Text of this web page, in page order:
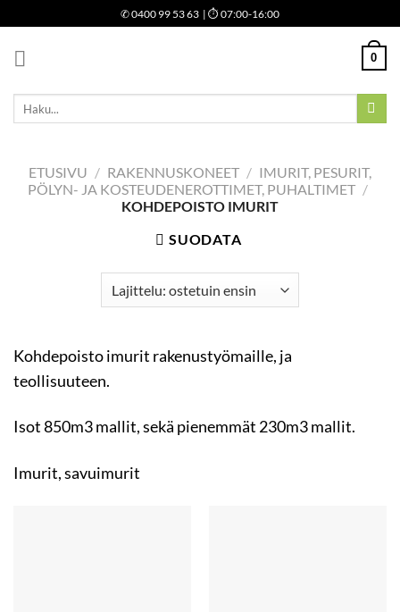
to
content
✆0400 99 53 63 | ⏱ 07:00-16:00
0
Etsi:
ETUSIVU / RAKENNUSKONEET / IMURIT, PESURIT,
PÖLYN- JA KOSTEUDENEROTTIMET, PUHALTIMET /
KOHDEPOISTO IMURIT
SUODATA
Kohdepoisto imurit rakenustyömaille, ja
teollisuuteen.
Isot 850m3 mallit, sekä pienemmät 230m3 mallit.
Imurit, savuimurit